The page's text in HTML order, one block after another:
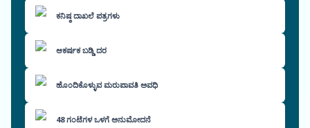
ಕನಿಷ್ಠ ದಾಖಲೆ ಪತ್ರಗಳು
ಆಕರ್ಷಕ ಬಡ್ಡಿ ದರ
ಹೊಂದಿಕೊಳ್ಳುವ ಮರುಪಾವತಿ ಅವಧಿ
48 ಗಂಟೆಗಳ ಒಳಗೆ ಅನುಮೋದನೆ